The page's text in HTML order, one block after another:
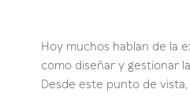
Hoy muchos hablan de la
como diseñar y gestionar
Desde este punto de